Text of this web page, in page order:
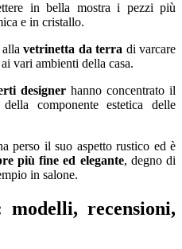
in bella mostra i pezzi più
e in cristallo.
vetrinetta da terra di varcare
vari ambienti della casa.
designer hanno concentrato il
componente estetica delle
perso il suo aspetto rustico ed è
più fine ed elegante, degno di
in salone.
recensioni,